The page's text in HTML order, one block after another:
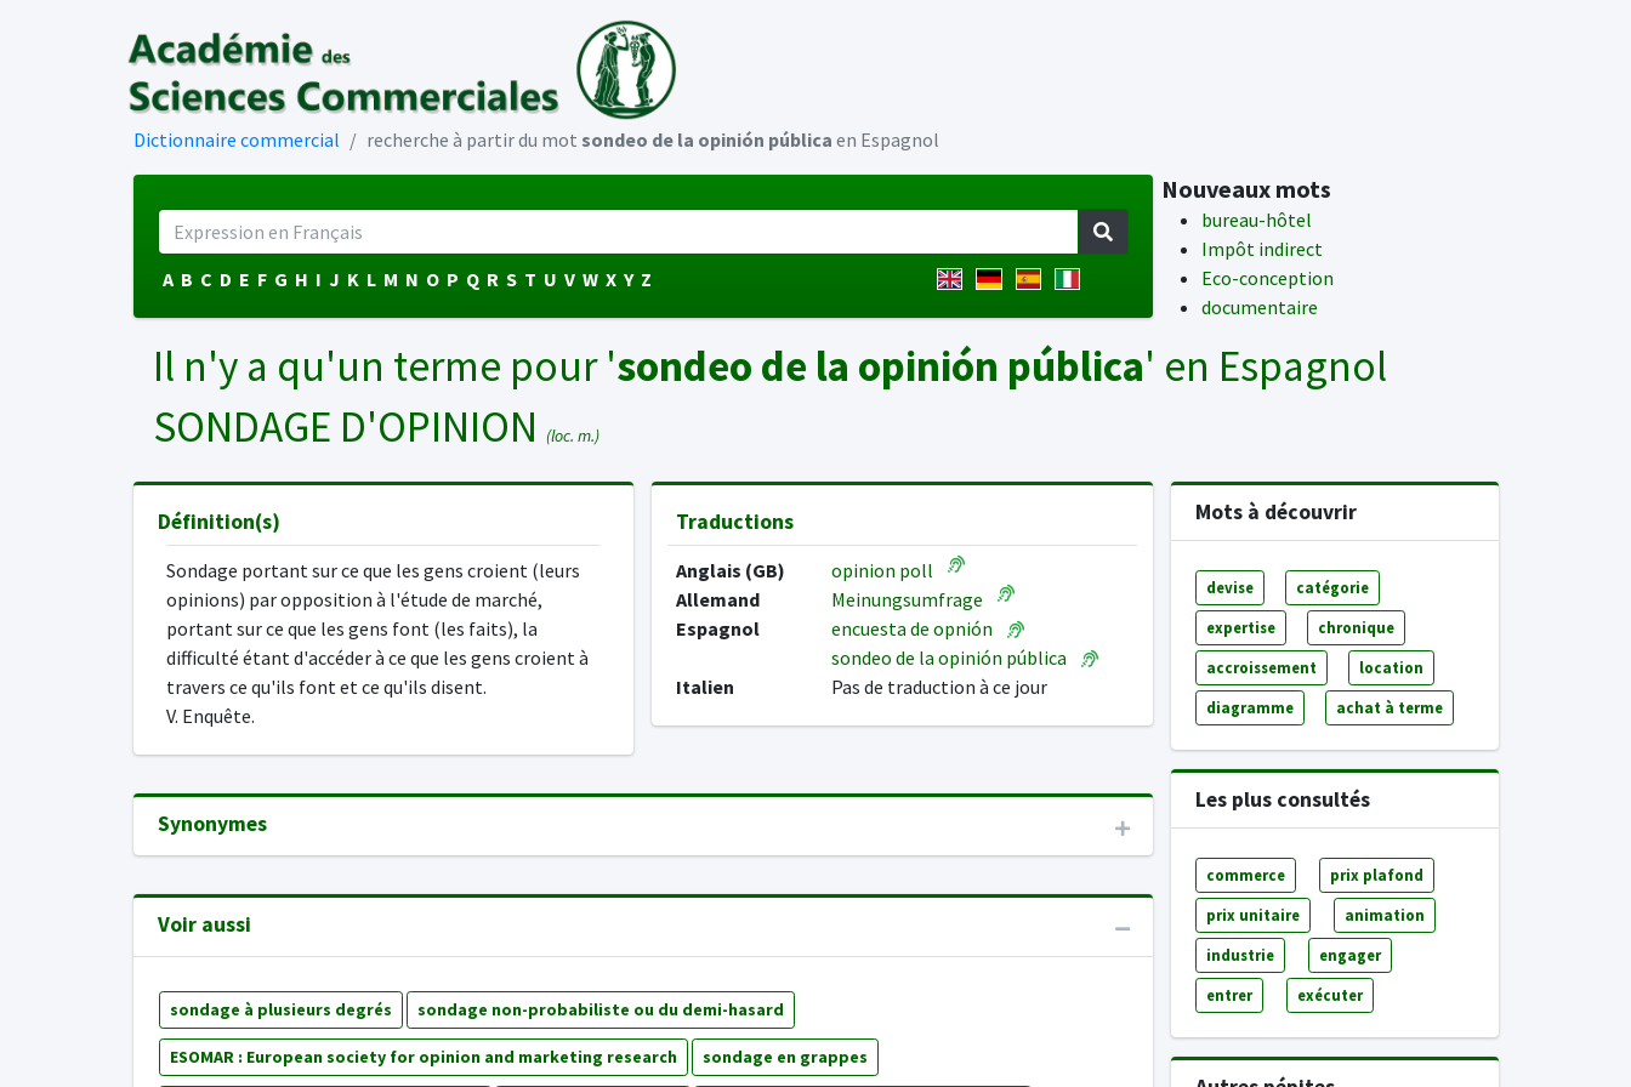
Dictionnaire commercial recherche à partir du mot sondeo de la opinión pública en Espagnol
A B C D E F G H I J K L M N O P Q R S T U V W X Y Z
Nouveaux mots
bureau-hôtel
Impôt indirect
Eco-conception
documentaire
Il n'y a qu'un terme pour 'sondeo de la opinión pública' en Espagnol
SONDAGE D'OPINION
(loc. m.)
Définition(s)
Sondage portant sur ce que les gens croient (leurs
opinions) par opposition à l'étude de marché,
portant sur ce que les gens font (les faits), la
difficulté étant d'accéder à ce que les gens croient à
travers ce qu'ils font et ce qu'ils disent.
V. Enquête.
Traductions
Anglais (GB)
opinion poll
Allemand
Meinungsumfrage
Espagnol
encuesta de opnión
sondeo de la opinión pública
Italien
Pas de traduction à ce jour
Synonymes
Voir aussi
sondage à plusieurs degrés sondage non-probabiliste ou du demi-hasard
ESOMAR : European society for opinion and marketing research sondage en grappes
Mots à découvrir
devise catégorie
expertise chronique
accroissement location
diagramme achat à terme
Les plus consultés
commerce prix plafond
prix unitaire animation
industrie engager
entrer exécuter